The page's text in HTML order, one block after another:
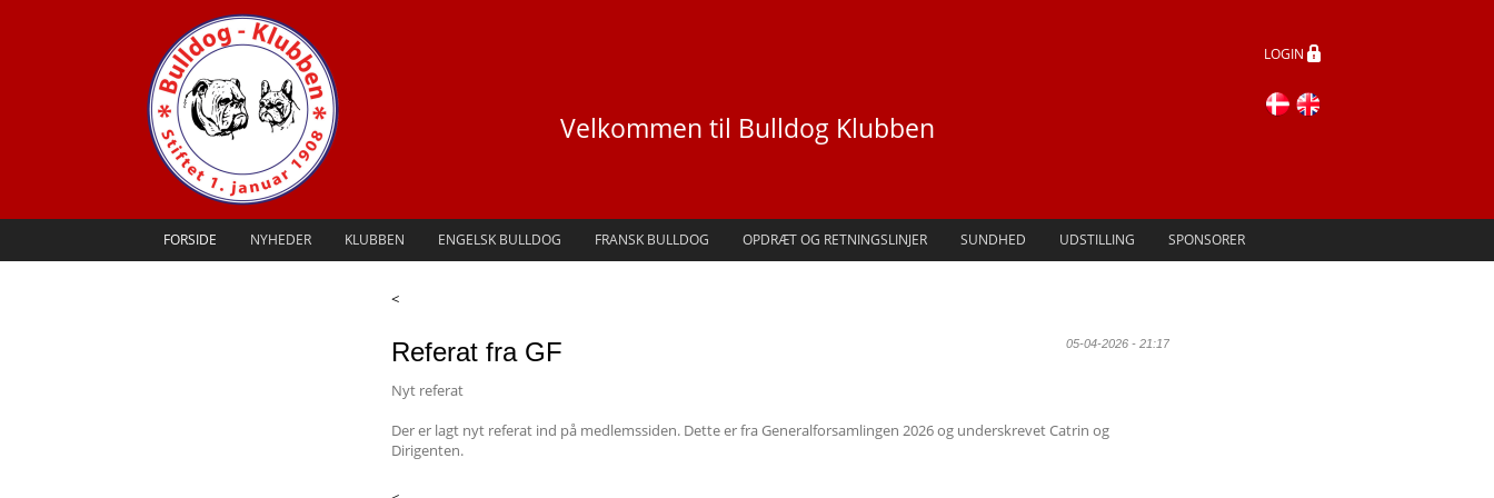
LOGIN
Velkommen til Bulldog Klubben
FORSIDE NYHEDER KLUBBEN ENGELSK BULLDOG FRANSK BULLDOG OPDRÆT OG RETNINGSLINJER SUNDHED UDSTILLING SPONSORER
<
Referat fra GF 05-04-2026 - 21:17
Nyt referat
Der er lagt nyt referat ind på medlemssiden. Dette er fra Generalforsamlingen 2026 og underskrevet Catrin og
Dirigenten.